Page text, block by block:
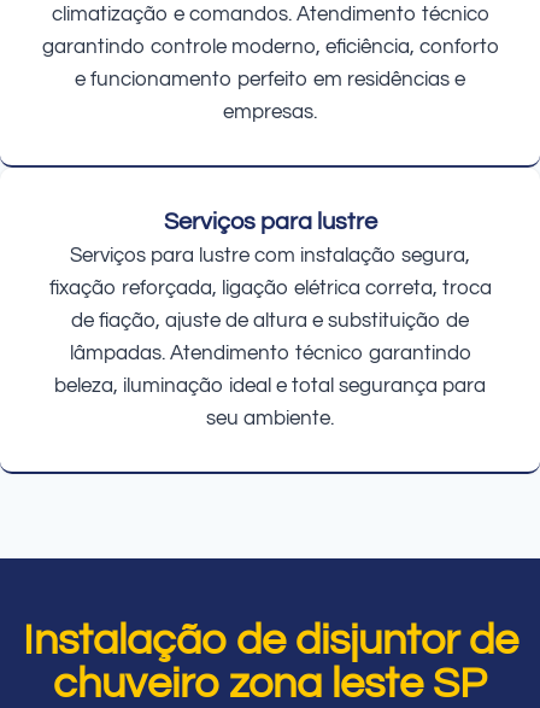
climatização e comandos. Atendimento técnico
garantindo controle moderno, eficiência, conforto
e funcionamento perfeito em residências e
empresas.
Serviços para lustre
Serviços para lustre com instalação segura,
fixação reforçada, ligação elétrica correta, troca
de fiação, ajuste de altura e substituição de
lâmpadas. Atendimento técnico garantindo
beleza, iluminação ideal e total segurança para
seu ambiente.
Instalação de disjuntor de
chuveiro zona leste SP